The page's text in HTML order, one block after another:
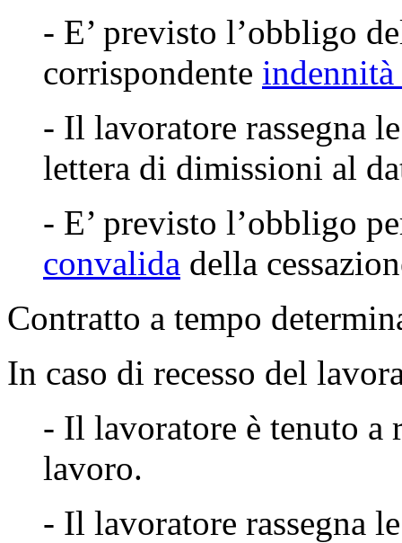
- E’ previsto l’obbligo
corrispondente
- Il lavoratore rassegna
lettera di dimissioni al
- E’ previsto l’obbligo
convalida della
Contratto a tempo
In caso di recesso del
- Il lavoratore è tenuto a
lavoro.
- Il lavoratore rassegna